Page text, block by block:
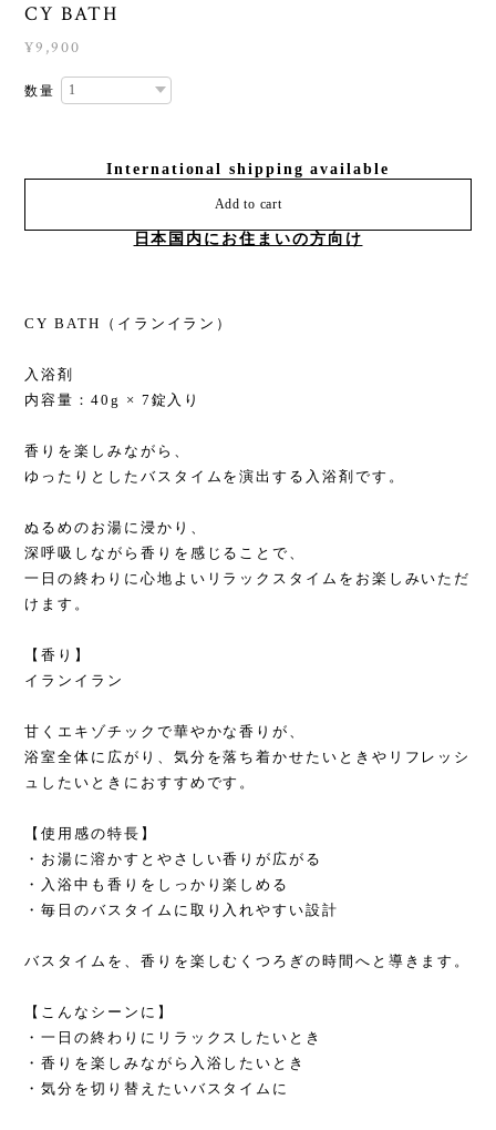
CY BATH
¥9,900
数量
International shipping available
Add to cart
日本国内にお住まいの方向け
CY BATH（イランイラン）
入浴剤
内容量：40g × 7錠入り
香りを楽しみながら、
ゆったりとしたバスタイムを演出する入浴剤です。
ぬるめのお湯に浸かり、
深呼吸しながら香りを感じることで、
一日の終わりに心地よいリラックスタイムをお楽しみいただ
けます。
【香り】
イランイラン
甘くエキゾチックで華やかな香りが、
浴室全体に広がり、気分を落ち着かせたいときやリフレッシ
ュしたいときにおすすめです。
【使用感の特長】
・お湯に溶かすとやさしい香りが広がる
・入浴中も香りをしっかり楽しめる
・毎日のバスタイムに取り入れやすい設計
バスタイムを、香りを楽しむくつろぎの時間へと導きます。
【こんなシーンに】
・一日の終わりにリラックスしたいとき
・香りを楽しみながら入浴したいとき
・気分を切り替えたいバスタイムに